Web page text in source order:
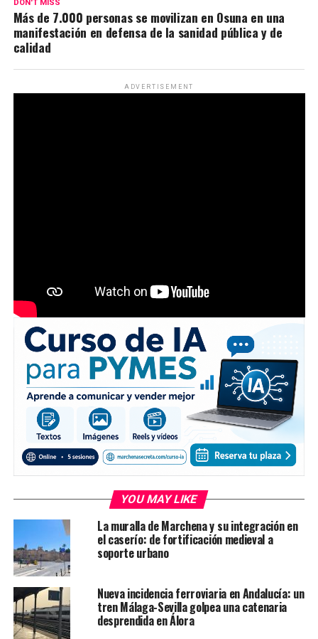
DON'T MISS
Más de 7.000 personas se movilizan en Osuna en una
manifestación en defensa de la sanidad pública y de
calidad
ADVERTISEMENT
YOU MAY LIKE
La muralla de Marchena y su integración en
el caserío: de fortificación medieval a
soporte urbano
Nueva incidencia ferroviaria en Andalucía: un
tren Málaga-Sevilla golpea una catenaria
desprendida en Álora